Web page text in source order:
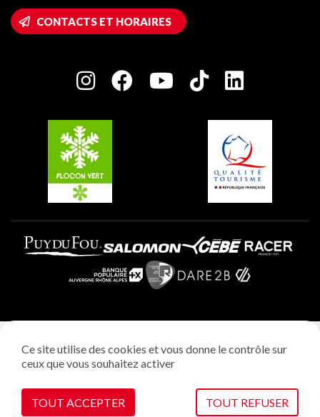
Accès Wifi
Maison des Propriétaires
Charte des Acteurs Engagés
Plagne 1800
Plagne Villages
Plagne Aime 2000
CONTACTS ET HORAIRES
Gestion des cookies
Ce site utilise des cookies et vous donne le contrôle sur
ceux que vous souhaitez activer
TOUT ACCEPTER TOUT REFUSER